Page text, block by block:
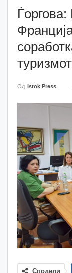
туризмот
Од Istok Press
Сподели